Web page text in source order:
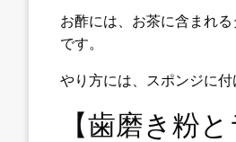
お酢には、お茶に含まれ
です。
やり方には、スポンジに
【歯磨き粉